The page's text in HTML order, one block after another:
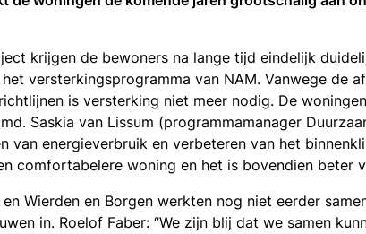
krijgen de bewoners na lange tijd eindelijk
versterkingsprogramma van NAM. Vanwege de
is versterking niet meer nodig. De
Saskia van Lissum (programmamanager
van energieverbruik en verbeteren van het
comfortabelere woning en het is bovendien beter
en Wierden en Borgen werkten nog niet eerder
in. Roelof Faber: ‘’We zijn blij dat we samen